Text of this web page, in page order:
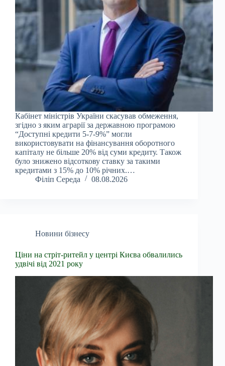
Кабінет міністрів України скасував обмеження,
згідно з яким аграрії за державною програмою
“Доступні кредити 5-7-9%” могли
використовувати на фінансування оборотного
капіталу не більше 20% від суми кредиту. Також
було знижено відсоткову ставку за такими
кредитами з 15% до 10% річних.…
Філіп Середа
08.08.2026
Новини бізнесу
Ціни на стріт-ритейл у центрі Києва обвалились
удвічі від 2021 року